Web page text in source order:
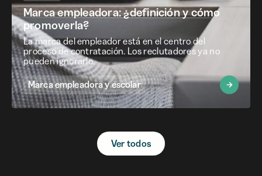
Marca empleadora: ¿definición y cómo
promoverla?
La marca del empleador está en el centro del
proceso de contratación. Los reclutadores ya no
pueden ignorarlo.
Marca empleadora y escolar
Ver todos